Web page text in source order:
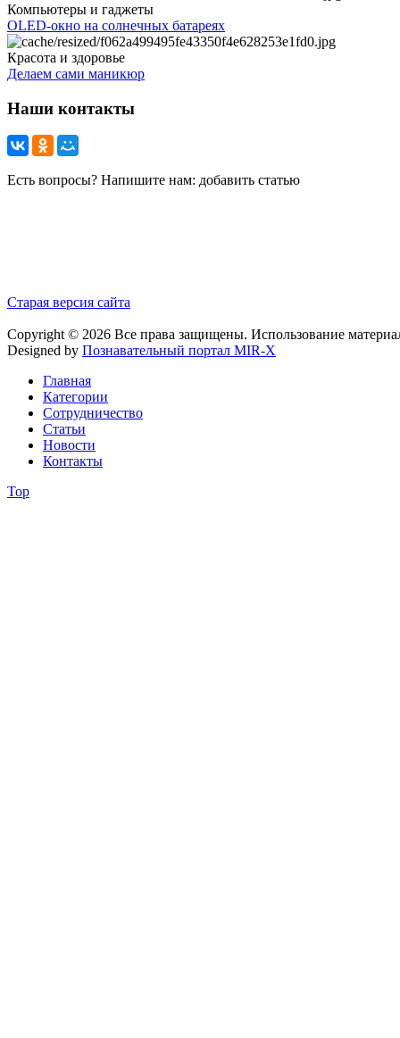
Компьютеры и гаджеты
OLED-окно на солнечных батареях
Красота и здоровье
Делаем сами маникюр
Наши контакты
Есть вопросы? Напишите нам: добавить статью
Старая версия сайта
Copyright © 2026 Все права защищены. Использование
Designed by Познавательный портал MIR-X
Главная
Категории
Сотрудничество
Статьи
Новости
Контакты
Top